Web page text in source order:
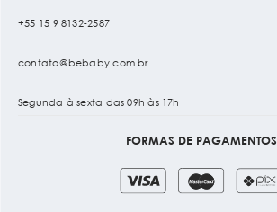
+55 15 9 8132-2587
contato@bebaby.com.br
Segunda à sexta das 09h às 17h
FORMAS DE PAGAMENTOS